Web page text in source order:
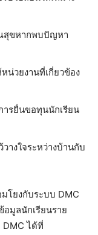
สุขหากพบปัญหา
น่วยงานที่เกี่ยวข้อง
รยื่นขอทุนนักเรียน
างใจระหว่างบ้านกับ
โยงกับระบบ DMC
อมูลนักเรียนราย
DMC ได้ที่